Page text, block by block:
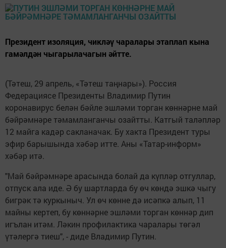
Президент изоляция, чикләү чаралары этаплап кына
гамәлдән чыгарылачагын әйтте.
(Тәтеш, 29 апрель, «Тәтеш таңнары»). Россия
Федерациясе Президенты Владимир Путин
коронавирус белән бәйле эшләми торган көннәрне май
бәйрәмнәре тәмамланганчы озайтты. Катгый таләпләр
12 майга кадәр сакланачак. Бу хакта Президент туры
эфир барышында хәбәр итте. Аны «Татар-информ»
хәбәр итә.
"Май бәйрәмнәре арасында болай да күпләр отгуллар,
отпуск ала иде. Ә бу шартларда бу өч көндә эшкә чыгу
бигрәк тә куркыныч. Ул өч көнне дә исәпкә алып, 11
майны кертеп, бу көннәрне эшләми торган көннәр дип
игълан итәм. Ләкин профилактика чаралары төгәл
үтәлергә тиеш", - диде Владимир Путин.